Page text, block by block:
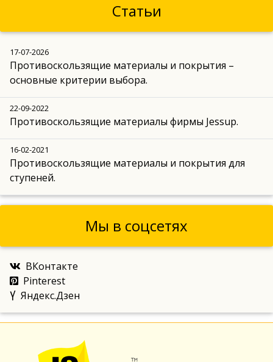
Статьи
17-07-2026
Противоскользящие материалы и покрытия –
основные критерии выбора.
22-09-2022
Противоскользящие материалы фирмы Jessup.
16-02-2021
Противоскользящие материалы и покрытия для
ступеней.
Мы в соцсетях
ВКонтакте
Pinterest
Яндекс.Дзен